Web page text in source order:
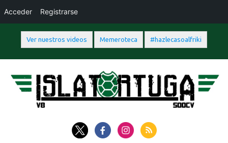
Ver nuestros videos Memeroteca #hazlecasoalfriki
contenido
Acceder Registrarse